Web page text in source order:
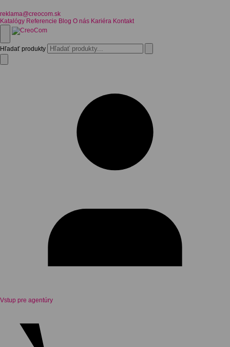
reklama@creocom.sk
Katalógy Referencie Blog O nás Kariéra Kontakt
Hľadať produkty
Vstup pre agentúry